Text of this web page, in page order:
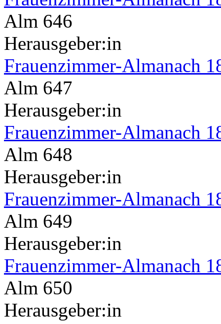
Alm 646
Herausgeber:in
Frauenzimmer-Almanach
Alm 647
Herausgeber:in
Frauenzimmer-Almanach
Alm 648
Herausgeber:in
Frauenzimmer-Almanach
Alm 649
Herausgeber:in
Frauenzimmer-Almanach
Alm 650
Herausgeber:in